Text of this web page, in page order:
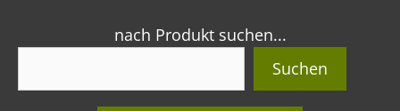
nach Produkt suchen...
Suchen